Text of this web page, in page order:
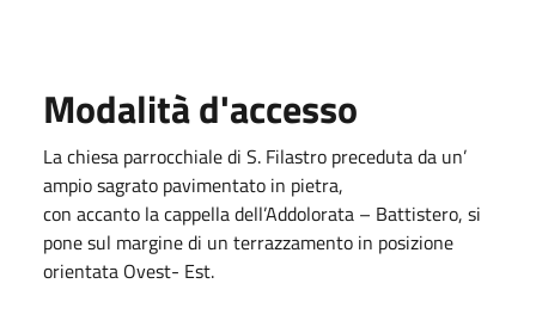
Modalità d'accesso
La chiesa parrocchiale di S. Filastro preceduta da un’
ampio sagrato pavimentato in pietra,
con accanto la cappella dell’Addolorata – Battistero, si
pone sul margine di un terrazzamento in posizione
orientata Ovest- Est.